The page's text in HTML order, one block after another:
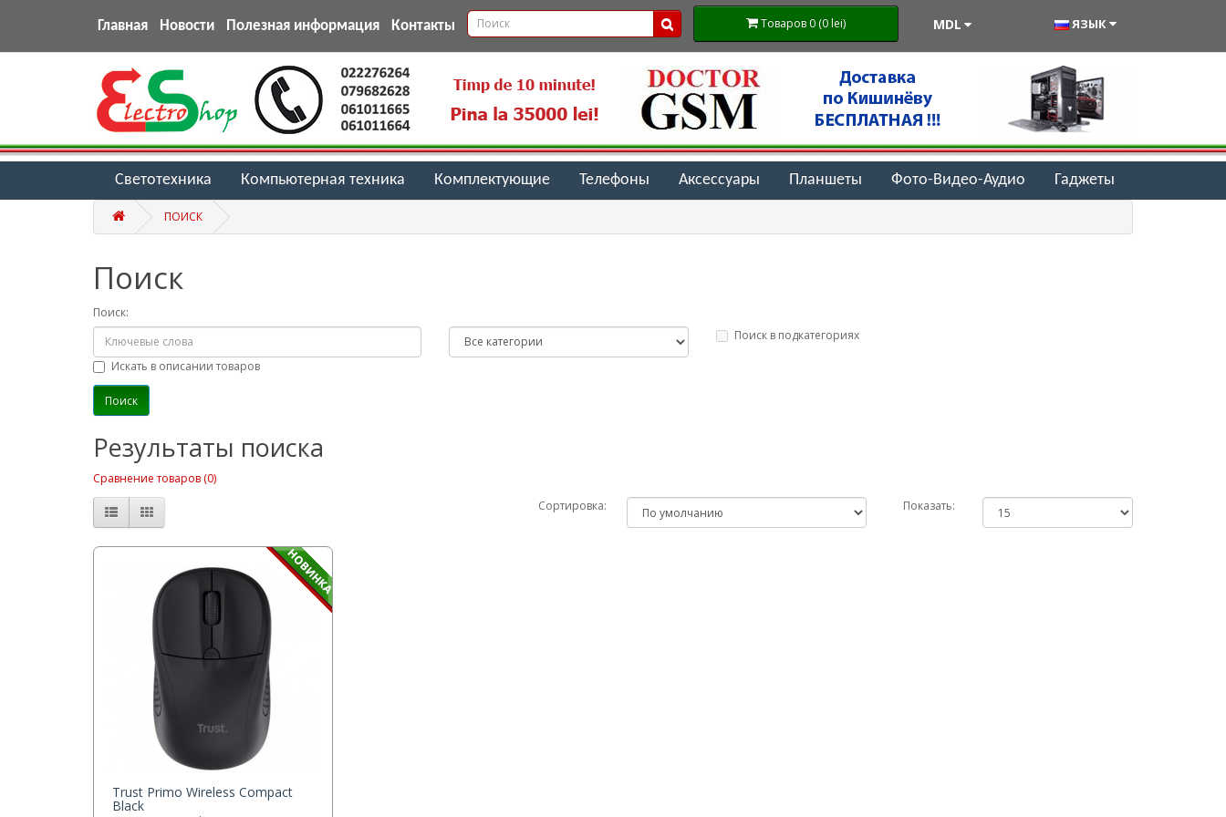
Главная Новости Полезная информация Контакты Товаров 0 (0 lei) MDL ЯЗЫК
Светотехника Компьютерная техника Комплектующие Телефоны Аксессуары Планшеты Фото-Видео-Аудио Гаджеты
ПОИСК
Поиск
Поиск:
Поиск в подкатегориях
Искать в описании товаров
Результаты поиска
Сравнение товаров (0)
Сортировка:
Показать:
Trust Primo Wireless Compact
Black